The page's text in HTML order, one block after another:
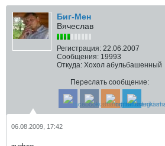
Биг-Мен
Вячеслав
Регистрация: 22.06.2007
Сообщения: 19993
Откуда: Хохол абульбашенный
Переслать сообщение:
06.08.2009, 17:42